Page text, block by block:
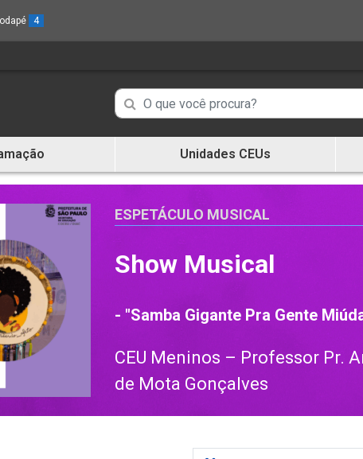
4
Campo
de
de
informações
Campo
de
Busca
informações
Unidades CEUs
ESPETÁCULO MUSICAL
Show Musical
- "Samba Gigante Pra Gente
CEU Meninos – Professor Pr.
de Mota Gonçalves